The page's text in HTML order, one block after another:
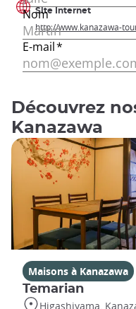
Site Internet
http://www.kanazawa-
Découvrez
Kanazawa
Maisons à Kanazawa
Temarian
Higashiyama,